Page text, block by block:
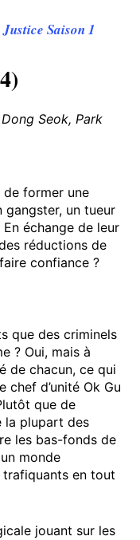
Saison 1
Seok, Park
de former une
gangster, un tueur
échange de leur
réductions de
confiance ?
que des criminels
? Oui, mais à
de chacun, ce qui
chef d’unité Ok Gu
que de
la plupart des
les bas-fonds de
monde
trafiquants en tout
jouant sur les